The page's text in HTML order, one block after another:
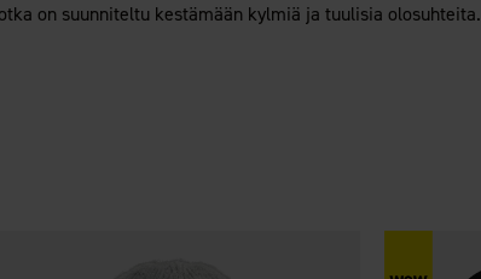
on suunniteltu kestämään kylmiä ja tuulisia olosuhteita.